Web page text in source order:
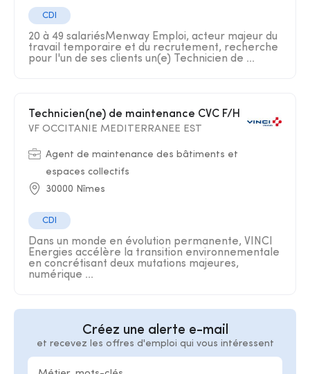
CDI
20 à 49 salariésMenway Emploi, acteur majeur du
travail temporaire et du recrutement, recherche
pour l'un de ses clients un(e) Technicien de ...
Technicien(ne) de maintenance CVC F/H
VF OCCITANIE MEDITERRANEE EST
Agent de maintenance des bâtiments et
espaces collectifs
30000 Nîmes
CDI
Dans un monde en évolution permanente, VINCI
Energies accélère la transition environnementale
en concrétisant deux mutations majeures,
numérique ...
Créez une alerte e-mail
et recevez les offres d'emploi qui vous intéressent